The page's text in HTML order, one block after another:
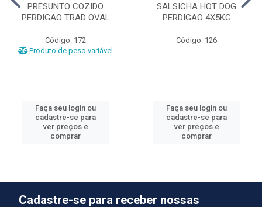
PRESUNTO COZIDO
PERDIGAO TRAD OVAL
Código: 172
Produto de peso variável
Faça seu login ou
cadastre-se para
ver preços e
comprar
SALSICHA HOT DOG
PERDIGAO 4X5KG
Código: 126
Faça seu login ou
cadastre-se para
ver preços e
comprar
Cadastre-se para receber nossas